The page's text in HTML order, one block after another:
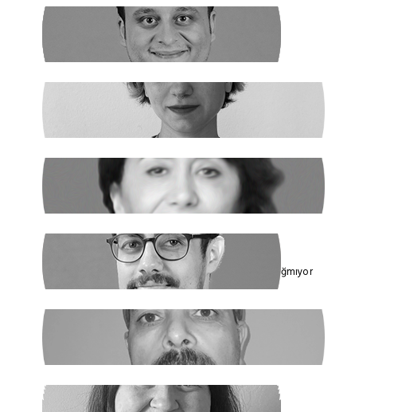
NEHİR SEVİM
Dünya Çapında
ILGIN GÜRSES
Açlık ve Diğer "Çözülemez" Sorunlar
RUKİYE LEYLA SÜREN
Cumhur İttifakı’nın Hedefi: Kadınlar
ÇAĞDAŞ SİNAN DAĞ
Toplumun Enerjisi Rejimin Çuvalına Sığmıyor
GHADER ANARİ
Ne Şeyh, Ne Şah
SANEM DENİZ KURAL